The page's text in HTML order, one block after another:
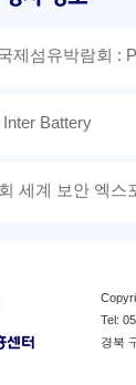
제섬유박람회 :
Inter Battery
세계 보안 엑스
Tel:
경북